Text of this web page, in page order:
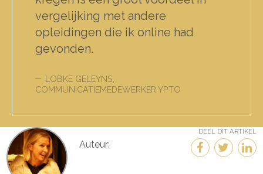
vergelijking met andere
opleidingen die ik online had
gevonden.
LOBKE GELEYNS,
COMMUNICATIEMEDEWERKER YPTO
Auteur:
DEEL DIT ARTIKEL